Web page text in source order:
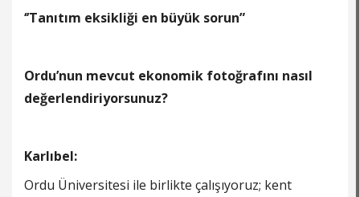
‘’Tanıtım eksikliği en büyük sorun”
Ordu’nun mevcut ekonomik fotoğrafını nasıl
değerlendiriyorsunuz?
Karlıbel:
Ordu Üniversitesi ile birlikte çalışıyoruz; kent